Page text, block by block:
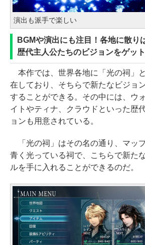
演出も派手で楽しい
BGMや演出にも注目！各地に散り
歴代主人公たちのビジョンをゲッ
本作では、世界各地に「光の祠」
在しており、そちらで新たなビジョ
することができる。その中には、ウ
イトやティナ、クラウドといった歴
ョンも用意されている。
「光の祠」はその名の通り、マッ
青く光っている祠で、こちらで新た
ルを手に入れることができるのだ。